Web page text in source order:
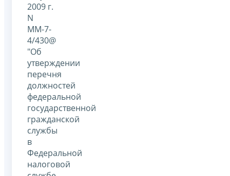
2009 г.
N
ММ-7-
4/430@
"Об
утверждении
перечня
должностей
федеральной
государственной
гражданской
службы
в
Федеральной
налоговой